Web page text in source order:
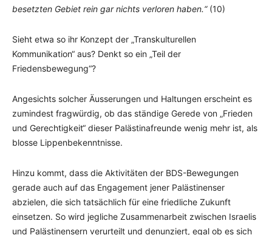
besetzten Gebiet rein gar nichts verloren haben.“ (10)
Sieht etwa so ihr Konzept der „Transkulturellen
Kommunikation“ aus? Denkt so ein „Teil der
Friedensbewegung“?
Angesichts solcher Äusserungen und Haltungen erscheint es
zumindest fragwürdig, ob das ständige Gerede von „Frieden
und Gerechtigkeit“ dieser Palästinafreunde wenig mehr ist, als
blosse Lippenbekenntnisse.
Hinzu kommt, dass die Aktivitäten der BDS-Bewegungen
gerade auch auf das Engagement jener Palästinenser
abzielen, die sich tatsächlich für eine friedliche Zukunft
einsetzen. So wird jegliche Zusammenarbeit zwischen Israelis
und Palästinensern verurteilt und denunziert, egal ob es sich